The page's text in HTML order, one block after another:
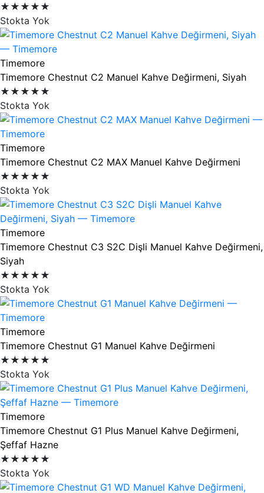
★★★★★
Stokta Yok
Timemore
Timemore Chestnut C2 Manuel Kahve Değirmeni, Siyah
★★★★★
Stokta Yok
Timemore
Timemore Chestnut C2 MAX Manuel Kahve Değirmeni
★★★★★
Stokta Yok
Timemore
Timemore Chestnut C3 S2C Dişli Manuel Kahve Değirmeni,
Siyah
★★★★★
Stokta Yok
Timemore
Timemore Chestnut G1 Manuel Kahve Değirmeni
★★★★★
Stokta Yok
Timemore
Timemore Chestnut G1 Plus Manuel Kahve Değirmeni,
Şeffaf Hazne
★★★★★
Stokta Yok